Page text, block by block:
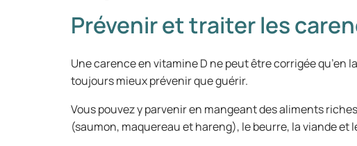
Prévenir et traiter les
Une carence en vitamine D ne peut être corrigée
toujours mieux prévenir que guérir.
Vous pouvez y parvenir en mangeant des aliments
(saumon, maquereau et hareng), le beurre, la viande et